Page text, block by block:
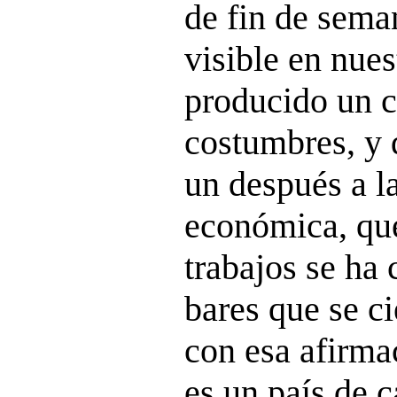
de fin de
visible en
producido un
costumbres, y
un después a
económica,
trabajos se ha
bares que se
con esa